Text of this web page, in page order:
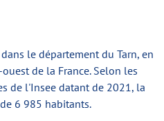
le département du Tarn, en
de la France. Selon les
de l'Insee datant de 2021, la
6 985 habitants.